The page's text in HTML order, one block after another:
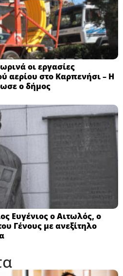
οι εργασίες
αερίου στο Καρπενήσι – Η
ο δήμος
Ευγένιος ο Αιτωλός, ο
Γένους με ανεξίτηλο